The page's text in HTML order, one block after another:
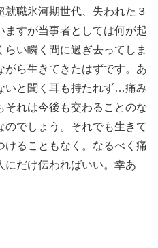
職氷河期世代、失われた３
すが当事者としては何が起
い瞬く間に過ぎ去ってしま
がら生きてきたはずです。あ
いと聞く耳も持たれず…痛み
それは今後も交わることのな
でしょう。それでも生きて
けることもなく。なるべく痛
にだけ伝わればいい。幸あ